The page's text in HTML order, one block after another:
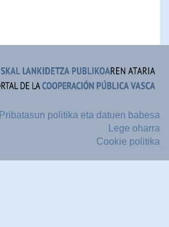
Pribatasun politika eta datuen babesa
Lege oharra
Cookie politika